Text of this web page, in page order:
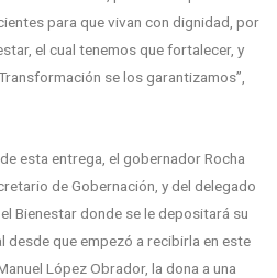
para que vivan con dignidad, por
el cual tenemos que fortalecer, y
se los garantizamos”,
esta entrega, el gobernador Rocha
de Gobernación, y del delegado
Bienestar donde se le depositará su
desde que empezó a recibirla en este
López Obrador, la dona a una